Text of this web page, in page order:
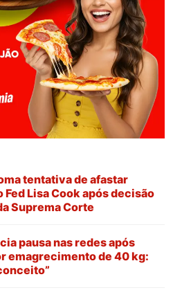
tentativa de afastar
Fed Lisa Cook após decisão
Suprema Corte
pausa nas redes após
emagrecimento de 40 kg: